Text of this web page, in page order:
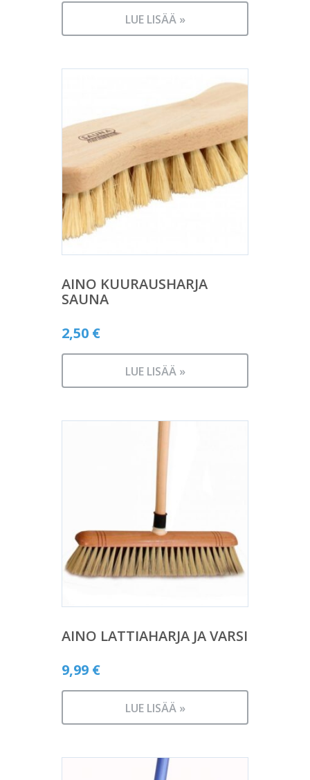
LUE LISÄÄ »
AINO KUURAUSHARJA
SAUNA
2,50 €
LUE LISÄÄ »
AINO LATTIAHARJA JA VARSI
9,99 €
LUE LISÄÄ »